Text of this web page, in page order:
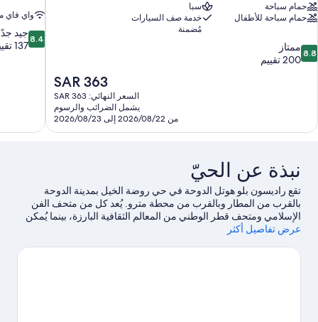
حمام سباحة
سبا
حمام سباحة للأطفال
خدمة صف السيارات
مُضمنة
8.8
من
8.8 ممتاز
200 تقييم
السعر
الحالي
هو
SAR
363
SAR 363
السعر النهائي: SAR 363
يشمل الضرائب والرسوم
من 2026/08/22 إلى 2026/08/23
واي فاي
8.4
من
8.4 جيد
137 تقييمًا
نبذة عن الحيّ
تقع راديسون بلو هوتل الدوحة في حي روضة الخيل بمدينة الدوحة
بالقرب من المطار وبالقرب من محطة مترو. يُعد كل من متحف الفن
الإسلامي ومتحف قطر الوطني من المعالم الثقافية البارزة، بينما يُمكن
للمسافرين الذين قد يرغبون في التسوق زيارة مركز سوق واقف للفنون
كاتارا الثقافية.خصص بعض الوقت لاستكشاف أنشطة المنطقة، بما في
عرض تفاصيل أكثر